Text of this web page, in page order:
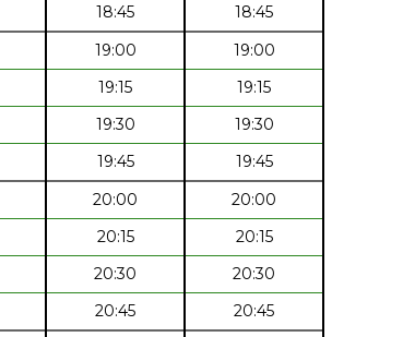
18:45
18:45
19:00
19:00
19:15
19:15
19:30
19:30
19:45
19:45
20:00
20:00
20:15
20:15
20:30
20:30
20:45
20:45